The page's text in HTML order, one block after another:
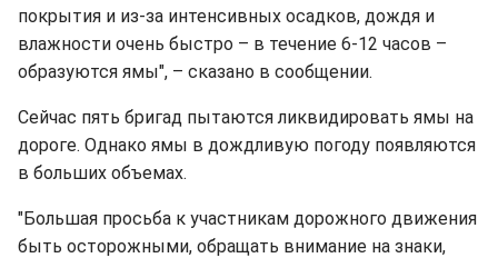
покрытия и из-за интенсивных осадков, дождя и
влажности очень быстро – в течение 6-12 часов –
образуются ямы", – сказано в сообщении.
Сейчас пять бригад пытаются ликвидировать ямы на
дороге. Однако ямы в дождливую погоду появляются
в больших объемах.
"Большая просьба к участникам дорожного движения
быть осторожными, обращать внимание на знаки,